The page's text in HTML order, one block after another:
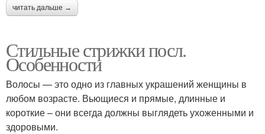
читать дальше →
Стильные стрижки посл.
Особенности
Волосы — это одно из главных украшений женщины в
любом возрасте. Вьющиеся и прямые, длинные и
короткие – они всегда должны выглядеть ухоженными и
здоровыми.